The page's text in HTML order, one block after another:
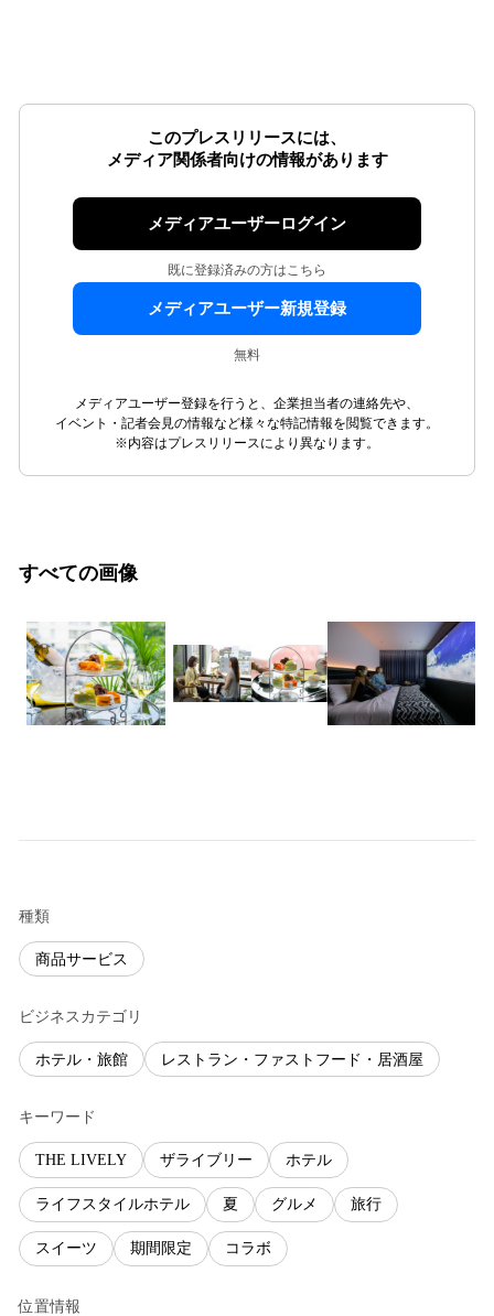
このプレスリリースには、
メディア関係者向けの情報があります
メディアユーザーログイン
既に登録済みの方はこちら
メディアユーザー新規登録
無料
メディアユーザー登録を行うと、企業担当者の連絡先や、
イベント・記者会見の情報など様々な特記情報を閲覧できます。
※内容はプレスリリースにより異なります。
すべての画像
種類
商品サービス
ビジネスカテゴリ
ホテル・旅館 レストラン・ファストフード・居酒屋
キーワード
THE LIVELY ザライブリー ホテル
ライフスタイルホテル 夏 グルメ 旅行
スイーツ 期間限定 コラボ
位置情報